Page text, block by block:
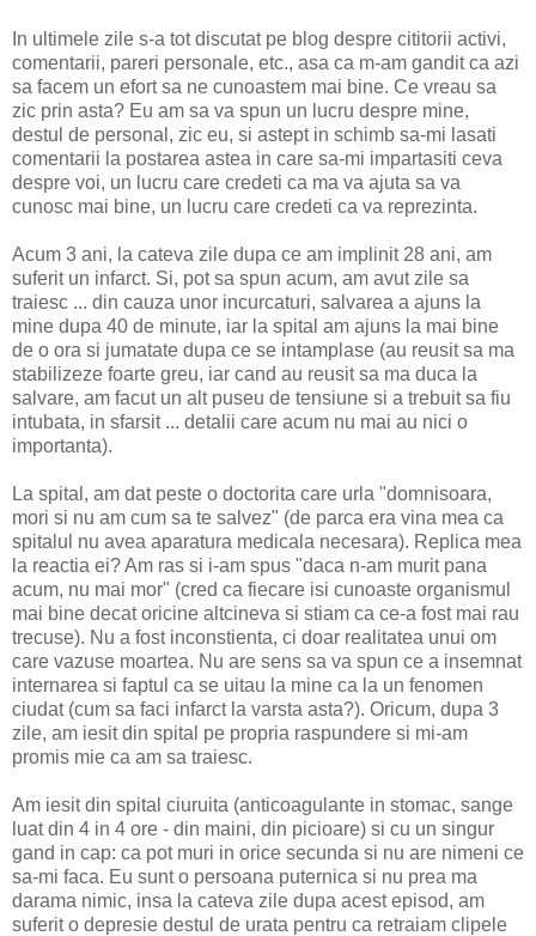
In ultimele zile s-a tot discutat pe blog despre cititorii activi,
comentarii, pareri personale, etc., asa ca m-am gandit ca azi
sa facem un efort sa ne cunoastem mai bine. Ce vreau sa
zic prin asta? Eu am sa va spun un lucru despre mine,
destul de personal, zic eu, si astept in schimb sa-mi lasati
comentarii la postarea astea in care sa-mi impartasiti ceva
despre voi, un lucru care credeti ca ma va ajuta sa va
cunosc mai bine, un lucru care credeti ca va reprezinta.
Acum 3 ani, la cateva zile dupa ce am implinit 28 ani, am
suferit un infarct. Si, pot sa spun acum, am avut zile sa
traiesc ... din cauza unor incurcaturi, salvarea a ajuns la
mine dupa 40 de minute, iar la spital am ajuns la mai bine
de o ora si jumatate dupa ce se intamplase (au reusit sa ma
stabilizeze foarte greu, iar cand au reusit sa ma duca la
salvare, am facut un alt puseu de tensiune si a trebuit sa fiu
intubata, in sfarsit ... detalii care acum nu mai au nici o
importanta).
La spital, am dat peste o doctorita care urla "domnisoara,
mori si nu am cum sa te salvez" (de parca era vina mea ca
spitalul nu avea aparatura medicala necesara). Replica mea
la reactia ei? Am ras si i-am spus "daca n-am murit pana
acum, nu mai mor" (cred ca fiecare isi cunoaste organismul
mai bine decat oricine altcineva si stiam ca ce-a fost mai rau
trecuse). Nu a fost inconstienta, ci doar realitatea unui om
care vazuse moartea. Nu are sens sa va spun ce a insemnat
internarea si faptul ca se uitau la mine ca la un fenomen
ciudat (cum sa faci infarct la varsta asta?). Oricum, dupa 3
zile, am iesit din spital pe propria raspundere si mi-am
promis mie ca am sa traiesc.
Am iesit din spital ciuruita (anticoagulante in stomac, sange
luat din 4 in 4 ore - din maini, din picioare) si cu un singur
gand in cap: ca pot muri in orice secunda si nu are nimeni ce
sa-mi faca. Eu sunt o persoana puternica si nu prea ma
darama nimic, insa la cateva zile dupa acest episod, am
suferit o depresie destul de urata pentru ca retraiam clipele